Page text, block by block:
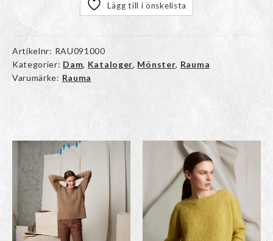
Lägg till i önskelista
Artikelnr: RAU091000
Kategorier: Dam, Kataloger, Mönster, Rauma
Varumärke: Rauma